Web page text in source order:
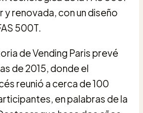
y renovada, con un diseño
500T.
de Vending Paris prevé
de 2015, donde el
reunió a cerca de 100
en palabras de la